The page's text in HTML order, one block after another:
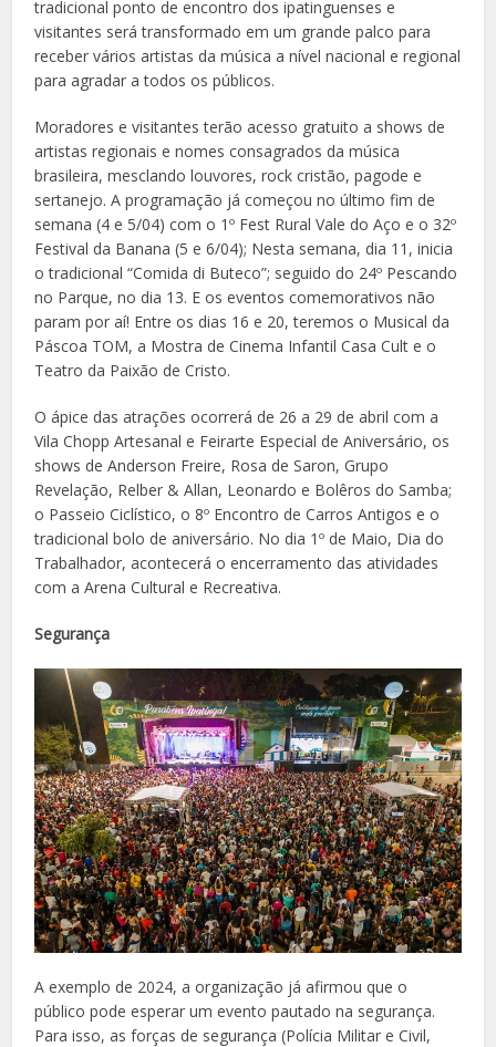
tradicional ponto de encontro dos ipatinguenses e
visitantes será transformado em um grande palco para
receber vários artistas da música a nível nacional e regional
para agradar a todos os públicos.
Moradores e visitantes terão acesso gratuito a shows de
artistas regionais e nomes consagrados da música
brasileira, mesclando louvores, rock cristão, pagode e
sertanejo. A programação já começou no último fim de
semana (4 e 5/04) com o 1º Fest Rural Vale do Aço e o 32º
Festival da Banana (5 e 6/04); Nesta semana, dia 11, inicia
o tradicional “Comida di Buteco”; seguido do 24º Pescando
no Parque, no dia 13. E os eventos comemorativos não
param por aí! Entre os dias 16 e 20, teremos o Musical da
Páscoa TOM, a Mostra de Cinema Infantil Casa Cult e o
Teatro da Paixão de Cristo.
O ápice das atrações ocorrerá de 26 a 29 de abril com a
Vila Chopp Artesanal e Feirarte Especial de Aniversário, os
shows de Anderson Freire, Rosa de Saron, Grupo
Revelação, Relber & Allan, Leonardo e Bolêros do Samba;
o Passeio Ciclístico, o 8º Encontro de Carros Antigos e o
tradicional bolo de aniversário. No dia 1º de Maio, Dia do
Trabalhador, acontecerá o encerramento das atividades
com a Arena Cultural e Recreativa.
Segurança
A exemplo de 2024, a organização já afirmou que o
público pode esperar um evento pautado na segurança.
Para isso, as forças de segurança (Polícia Militar e Civil,